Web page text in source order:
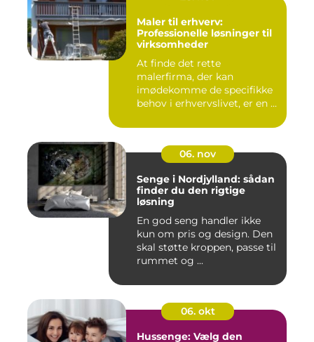
Maler til erhverv:
Professionelle løsninger til
virksomheder
At finde det rette
malerfirma, der kan
imødekomme de specifikke
behov i erhvervslivet, er en ...
06. nov
Senge i Nordjylland: sådan
finder du den rigtige
løsning
En god seng handler ikke
kun om pris og design. Den
skal støtte kroppen, passe til
rummet og ...
06. okt
Hussenge: Vælg den